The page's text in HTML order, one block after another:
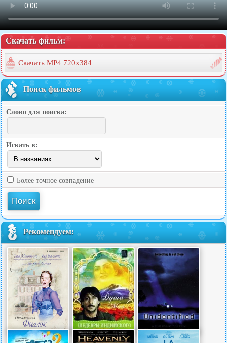
Скачать фильм:
Скачать MP4 720x384
Поиск фильмов
Слово для поиска:
Искать в:
Более точное совпадение
Рекомендуем: